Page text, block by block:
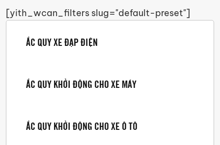
[yith_wcan_filters slug="default-preset"]
ẮC QUY XE ĐẠP ĐIỆN
ẮC QUY KHỞI ĐỘNG CHO XE MÁY
ẮC QUY KHỞI ĐỘNG CHO XE Ô TÔ